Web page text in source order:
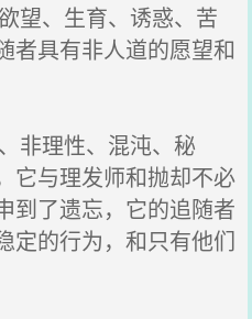
望、生育、诱惑、苦
者具有非人道的愿望和
非理性、混沌、秘
它与理发师和抛却不必
到了遗忘，它的追随者
定的行为，和只有他们